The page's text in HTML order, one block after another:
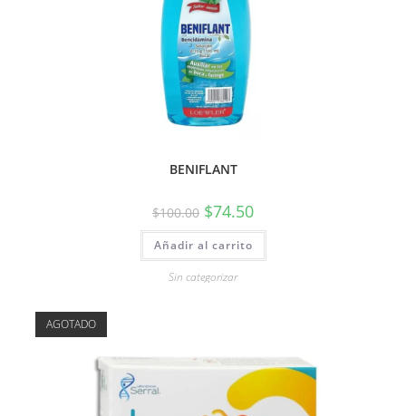
BENIFLANT
$100.00 $74.50
Añadir al carrito
Sin categorizar
AGOTADO